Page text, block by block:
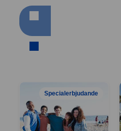
Specialerbjudande